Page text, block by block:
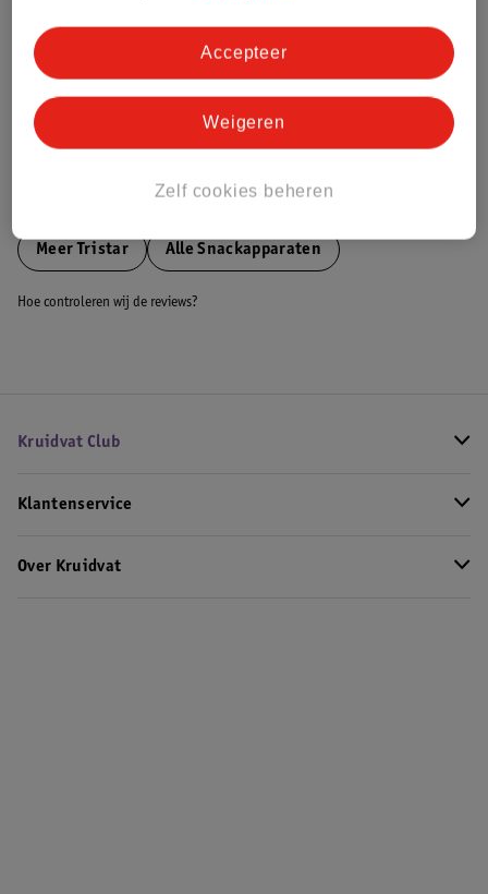
Meer informatie
Bestel & Bezorginformatie
MeerTristar Alle Snackapparaten
Hoe controleren wij de reviews?
Kruidvat Club
Klantenservice
Over Kruidvat
Zelf cookies beheren
Weigeren
Accepteer